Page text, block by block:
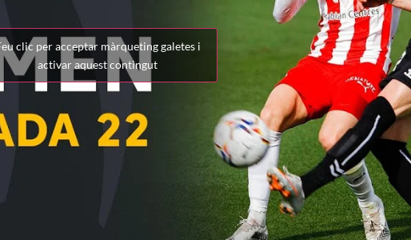
clic per acceptar màrqueting galetes i
activar aquest contingut